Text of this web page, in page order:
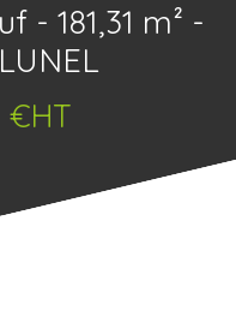
- 181,31 m² -
€HT